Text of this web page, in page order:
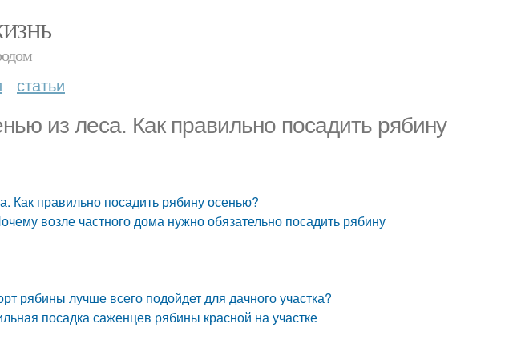
статьи
из леса. Как правильно посадить рябину
Как правильно посадить рябину осенью?
возле частного дома нужно обязательно посадить рябину
рябины лучше всего подойдет для дачного участка?
посадка саженцев рябины красной на участке